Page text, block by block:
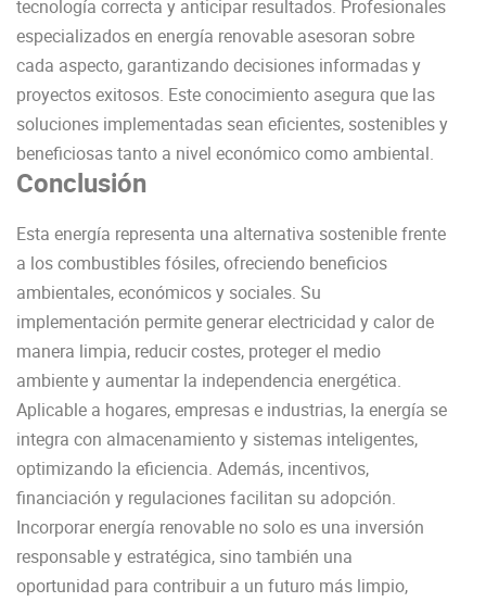
tecnología correcta y anticipar resultados. Profesionales
especializados en energía renovable asesoran sobre
cada aspecto, garantizando decisiones informadas y
proyectos exitosos. Este conocimiento asegura que las
soluciones implementadas sean eficientes, sostenibles y
beneficiosas tanto a nivel económico como ambiental.
Conclusión
Esta energía representa una alternativa sostenible frente
a los combustibles fósiles, ofreciendo beneficios
ambientales, económicos y sociales. Su
implementación permite generar electricidad y calor de
manera limpia, reducir costes, proteger el medio
ambiente y aumentar la independencia energética.
Aplicable a hogares, empresas e industrias, la energía se
integra con almacenamiento y sistemas inteligentes,
optimizando la eficiencia. Además, incentivos,
financiación y regulaciones facilitan su adopción.
Incorporar energía renovable no solo es una inversión
responsable y estratégica, sino también una
oportunidad para contribuir a un futuro más limpio,